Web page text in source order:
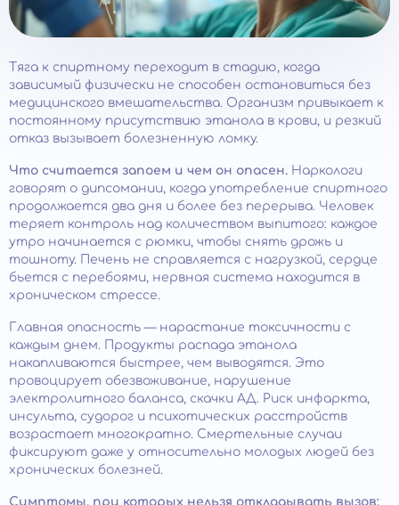
Тяга к спиртному переходит в стадию, когда
зависимый физически не способен остановиться без
медицинского вмешательства. Организм привыкает к
постоянному присутствию этанола в крови, и резкий
отказ вызывает болезненную ломку.
Что считается запоем и чем он опасен. Наркологи
говорят о дипсомании, когда употребление спиртного
продолжается два дня и более без перерыва. Человек
теряет контроль над количеством выпитого: каждое
утро начинается с рюмки, чтобы снять дрожь и
тошноту. Печень не справляется с нагрузкой, сердце
бьется с перебоями, нервная система находится в
хроническом стрессе.
Главная опасность — нарастание токсичности с
каждым днем. Продукты распада этанола
накапливаются быстрее, чем выводятся. Это
провоцирует обезвоживание, нарушение
электролитного баланса, скачки АД. Риск инфаркта,
инсульта, судорог и психотических расстройств
возрастает многократно. Смертельные случаи
фиксируют даже у относительно молодых людей без
хронических болезней.
Симптомы, при которых нельзя откладывать вызов: